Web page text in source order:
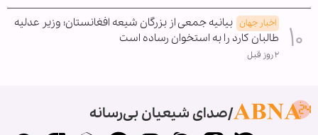
اخبار جهان بیانیه جمعی از بزرگان شیعه افغانستان؛ وزیر عدلیه
طالبان کارد را به استخوان رساده است
۲ روز قبل
صدای شیعیان بی‌رسانه